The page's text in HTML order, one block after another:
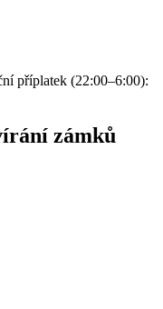
příplatek (22:00–6:00):
zámků